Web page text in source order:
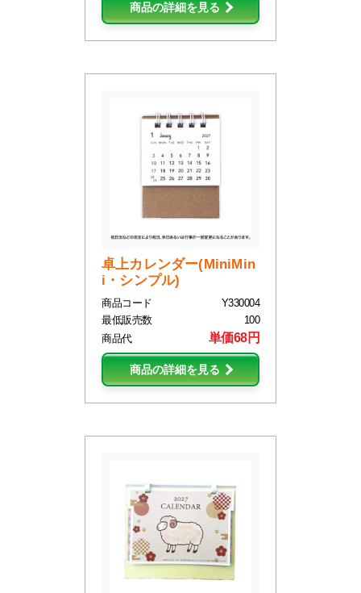
商品の詳細を見る
卓上カレンダー(MiniMin
i・シンプル)
商品コード
Y330004
最低販売数
100
商品代
単価68円
商品の詳細を見る